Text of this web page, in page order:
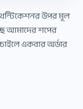
উপর মূল
আমাদের শপের
চাইলে একবার অর্ডার